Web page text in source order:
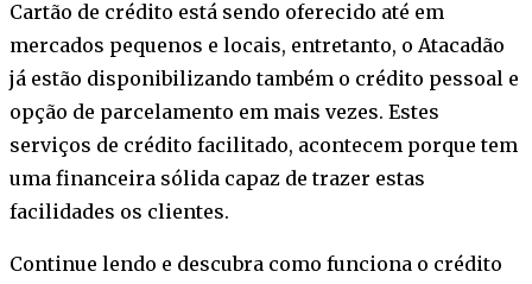
Cartão de crédito está sendo oferecido até em
mercados pequenos e locais, entretanto, o Atacadão
já estão disponibilizando também o crédito pessoal e
opção de parcelamento em mais vezes. Estes
serviços de crédito facilitado, acontecem porque tem
uma financeira sólida capaz de trazer estas
facilidades os clientes.
Continue lendo e descubra como funciona o crédito